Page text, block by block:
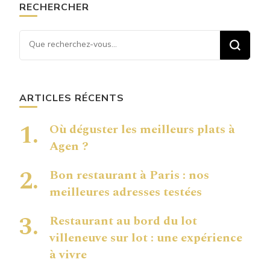
RECHERCHER
Vous recherchiez quelque
chose ?
ARTICLES RÉCENTS
Où déguster les meilleurs plats à
Agen ?
Bon restaurant à Paris : nos
meilleures adresses testées
Restaurant au bord du lot
villeneuve sur lot : une expérience
à vivre